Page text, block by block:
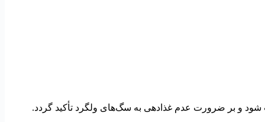
و بر ضرورت عدم غذادهی به سگ‌های ولگرد تأکید گردد.